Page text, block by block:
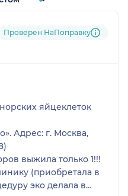
Проверен НаПоправку
яйцеклеток
Адрес: г. Москва,
выжила только 1!!!
(приобретала в
эко делала в